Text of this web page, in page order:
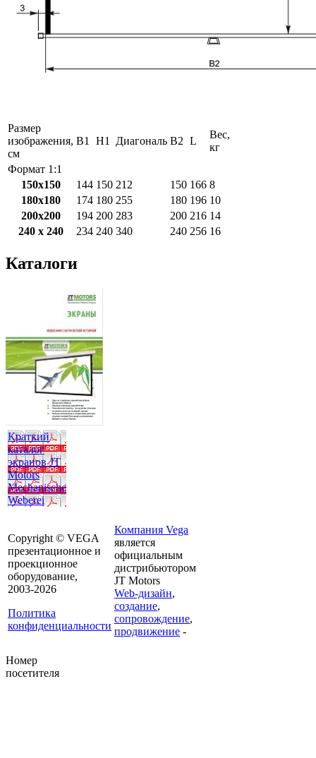
Размер
изображения,
см
B1 H1 Диагональ B2 L
Вес,
кг
Формат 1:1
150x150
144 150 212 150 166 8
180x180
174 180 255 180 196 10
200x200
194 200 283 200 216 14
240 x 240
234 240 340 240 256 16
Каталоги
Краткий
каталог
экранов JT
Motors
Mechanische
Weberei
Copyright © VEGA
презентационное и
проекционное
оборудование,
2003-2026
Политика
конфиденциальности
Компания Vega
является
официальным
дистрибьютором
JT Motors
Web-дизайн,
создание,
сопровождение,
продвижение -
Номер
посетителя